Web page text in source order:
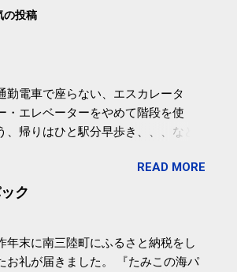
の投稿
勤電車で座らない、エスカレータ
・エレベーターをやめて階段を使
、帰りはひと駅分早歩き、、、など
やすい。 スポーツウェア・シューズで
るものだけが運動ではない。 食べ
ると改善する、との結果を筑波大の
究チームが発表した。改善が期待で
READ MORE
ク
年末に南三陸町にふるさと納税をし
お礼が届きました。 『たみこの海パ